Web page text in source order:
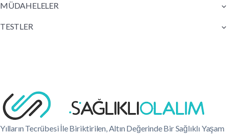
MÜDAHELELER
TESTLER
Yılların Tecrübesi İle Biriktirilen, Altın Değerinde Bir Sağlıklı Yaşam